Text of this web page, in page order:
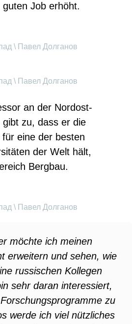
Job erhöht.
\ Павел Долганов
\ Павел Долганов
an der Nordost-
zu, dass er die
eine der besten
der Welt hält,
Bergbau.
\ Павел Долганов
möchte ich meinen
erweitern und sehen, wie
russischen Kollegen
sehr daran interessiert,
zu
werde ich viel nützliches